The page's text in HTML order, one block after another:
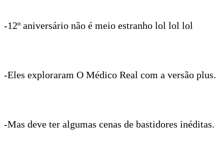
-12º aniversário não é meio estranho lol lol lol
-Eles exploraram O Médico Real com a versão plus.
-Mas deve ter algumas cenas de bastidores inéditas.